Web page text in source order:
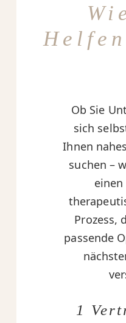
Ob Sie
sich
Ihnen
suchen –
Prozess,
passende
1